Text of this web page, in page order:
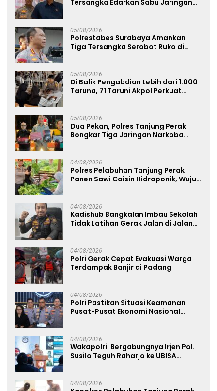
Tersangka Edarkan Sabu Jaringan
05/08/2026
Polrestabes Surabaya Amankan
Tiga Tersangka Serobot Ruko di
05/08/2026
Di Balik Pengabdian Lebih dari 1.000
Taruna, 71 Taruni Akpol Perkuat
05/08/2026
Dua Pekan, Polres Tanjung Perak
Bongkar Tiga Jaringan Narkoba
04/08/2026
Polres Pelabuhan Tanjung Perak
Panen Sawi Caisin Hidroponik, Wujud
04/08/2026
Kadishub Bangkalan Imbau Sekolah
Tidak Latihan Gerak Jalan di Jalan
04/08/2026
Polri Gerak Cepat Evakuasi Warga
Terdampak Banjir di Padang
04/08/2026
Polri Pastikan Situasi Keamanan
Pusat-Pusat Ekonomi Nasional
04/08/2026
Wakapolri: Bergabungnya Irjen Pol.
Susilo Teguh Raharjo ke UBISA
04/08/2026